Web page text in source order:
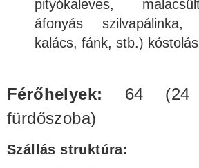
pityókaleves,
áfonyás
kalács, fánk, stb.)
Férőhelyek: 64 (24
fürdőszoba)
Szállás struktúra: